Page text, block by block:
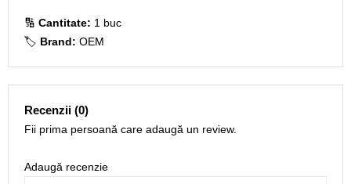
🔢 Cantitate: 1 buc
🏷️ Brand: OEM
Recenzii (0)
Fii prima persoană care adaugă un review.
Adaugă recenzie